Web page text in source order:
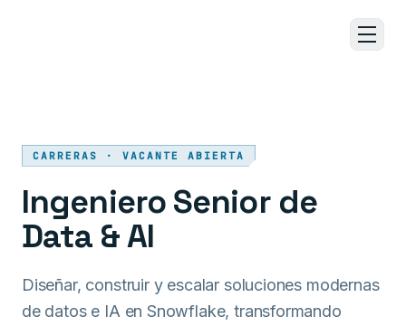
CARRERAS · VACANTE ABIERTA
Ingeniero Senior de
Data & AI
Diseñar, construir y escalar soluciones modernas
de datos e IA en Snowflake, transformando